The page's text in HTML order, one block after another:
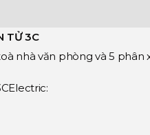
TỬ 3C
nhà văn phòng và 5 phân